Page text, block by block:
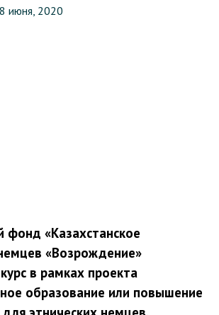
8 июня, 2020
«Казахстанское
«Возрождение»
в рамках проекта
образование или повышение